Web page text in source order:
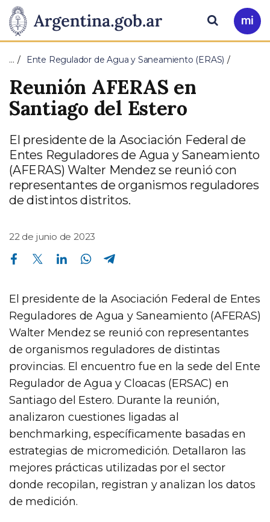
Presidencia
de
la
Nación
Pasar al contenido principal
Ir
a
Buscar
… Ente Regulador de Agua y Saneamiento (ERAS)
Reunión AFERAS en
Santiago del Estero
El presidente de la Asociación Federal de
Entes Reguladores de Agua y Saneamiento
(AFERAS) Walter Mendez se reunió con
representantes de organismos reguladores
de distintos distritos.
22 de junio de 2023
Compartir en Facebook Compartir en Twitter Compartir en Linkedin Compartir en Whatsapp
El presidente de la Asociación Federal de Entes
Reguladores de Agua y Saneamiento (AFERAS)
Walter Mendez se reunió con representantes
de organismos reguladores de distintas
provincias. El encuentro fue en la sede del Ente
Regulador de Agua y Cloacas (ERSAC) en
Santiago del Estero. Durante la reunión,
analizaron cuestiones ligadas al
benchmarking, específicamente basadas en
estrategias de micromedición. Detallaron las
mejores prácticas utilizadas por el sector
donde recopilan, registran y analizan los datos
de medición.